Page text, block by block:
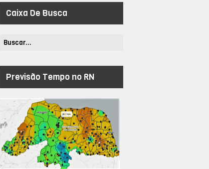
Caixa De Busca
Previsão Tempo no RN